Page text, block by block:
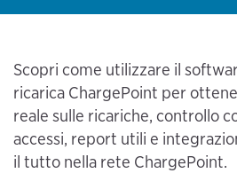
Scopri come utilizzare il
ricarica ChargePoint per
reale sulle ricariche, controllo
accessi, report utili e
il tutto nella rete ChargePoint.